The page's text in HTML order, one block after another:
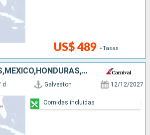
US$ 489 +Tasas
ESTADOS UNIDOS,MÉXICO,HONDURAS,BELICE
d Galveston 12/12/2027
Comidas incluidas